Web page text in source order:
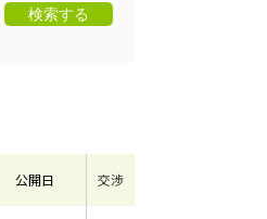
公開日 交渉